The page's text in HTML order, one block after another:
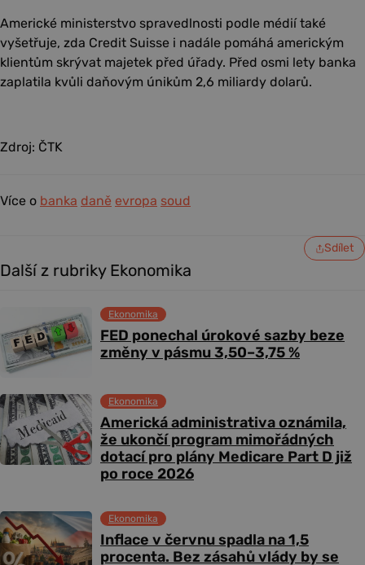
Americké ministerstvo spravedlnosti podle médií také
vyšetřuje, zda Credit Suisse i nadále pomáhá americkým
klientům skrývat majetek před úřady. Před osmi lety banka
zaplatila kvůli daňovým únikům 2,6 miliardy dolarů.
Zdroj: ČTK
Více o banka daně evropa soud
Sdílet
Další z rubriky Ekonomika
FED ponechal úrokové sazby beze
změny v pásmu 3,50–3,75 %
Ekonomika
Americká administrativa oznámila,
že ukončí program mimořádných
dotací pro plány Medicare Part D již
po roce 2026
Ekonomika
Inflace v červnu spadla na 1,5
procenta. Bez zásahů vlády by se
Ekonomika